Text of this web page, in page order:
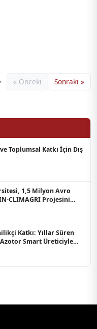
« Önceki Sonraki »
Toplumsal Katkı İçin Dış
1,5 Milyon Avro
CLIMAGRI Projesini
Katkı: Yıllar Süren
Azotor Smart Üreticiyle